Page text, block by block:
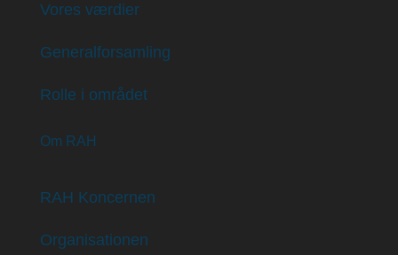
Vores værdier
Generalforsamling
Rolle i området
Om RAH
RAH Koncernen
Organisationen